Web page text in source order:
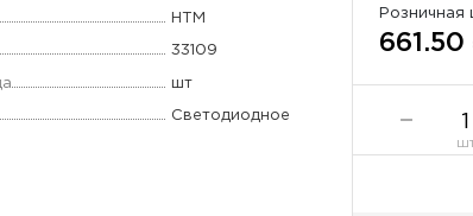
НТМ
33109
шт
Светодиодное
Розничная
661.50